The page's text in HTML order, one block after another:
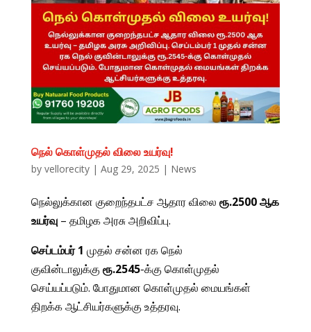
நெல் கொள்முதல் விலை உயர்வு!
by vellorecity| Aug 29, 2025 | News
நெல்லுக்கான குறைந்தபட்ச ஆதார விலை ரூ.2500 ஆக
உயர்வு– தமிழக அரசு அறிவிப்பு.
செப்டம்பர் 1 முதல் சன்ன ரக நெல்
குவின்டாலுக்குரூ.2545-க்கு கொள்முதல்
செய்யப்படும். போதுமான கொள்முதல் மையங்கள்
திறக்க ஆட்சியர்களுக்கு உத்தரவு.